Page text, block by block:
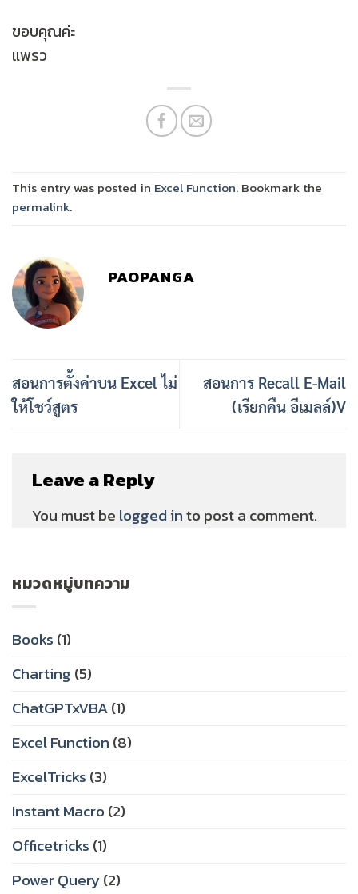
หมวดหมู่บทความ
Books (1)
Charting (5)
ChatGPTxVBA(1)
Excel Function (8)
ExcelTricks (3)
Instant Macro (2)
Officetricks (1)
Power Query(2)
ขอบคุณค่ะ
แพรว
This entry was posted in Excel Function. Bookmark the
permalink.
PAOPANGA
สอนการตั้งค่าบน Excel ไม่
ให้โชว์สูตร
สอนการ Recall E-Mail
(เรียกคืน อีเมลล์)V
Leave a Reply
You must be logged into post a comment.